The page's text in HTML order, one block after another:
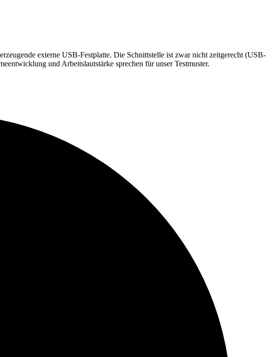
externe USB-Festplatte. Die Schnittstelle ist zwar nicht zeitgerecht (USB-
und Arbeitslautstärke sprechen für unser Testmuster.